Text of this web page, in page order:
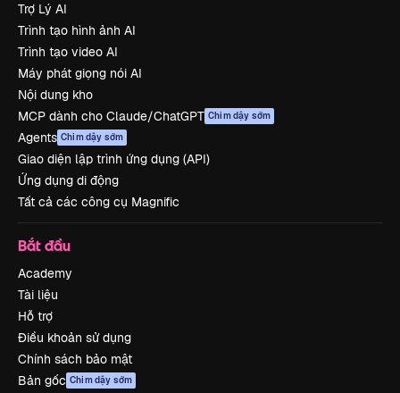
Trợ Lý AI
Trình tạo hình ảnh AI
Trình tạo video AI
Máy phát giọng nói AI
Nội dung kho
MCP dành cho Claude/ChatGPT Chim dậy sớm
Agents Chim dậy sớm
Giao diện lập trình ứng dụng (API)
Ứng dụng di động
Tất cả các công cụ Magnific
Bắt đầu
Academy
Tài liệu
Hỗ trợ
Điều khoản sử dụng
Chính sách bảo mật
Bản gốc Chim dậy sớm